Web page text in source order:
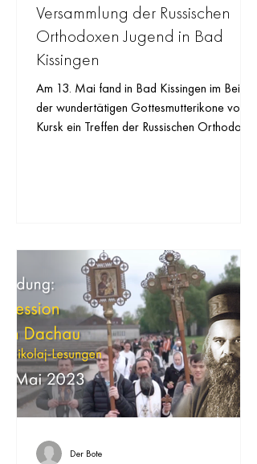
Versammlung der Russischen
Orthodoxen Jugend in Bad
Kissingen
Am 13. Mai fand in Bad Kissingen im Beisein
der wundertätigen Gottesmutterikone von
Kursk ein Treffen der Russischen Orthodoxen
Der Bote